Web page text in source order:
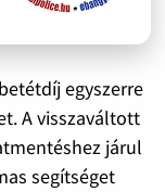
egyszerre
A visszaváltott
járul
segítséget